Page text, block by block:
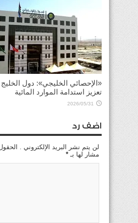
«الإحصائي الخليجي»: دول
تعزيز استدامة الموارد المائية
2026/05/31
اضف رد
لن يتم نشر البريد الإلكتروني .
مشار لها بـ *